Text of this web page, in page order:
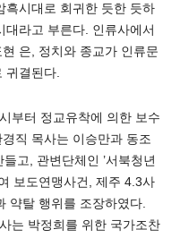
흑시대로 회귀한 듯한 듯하
라고 부른다. 인류사에서
은, 정치와 종교가 인류문
귀결된다.
부터 정교유착에 의한 보수
직 목사는 이승만과 동조
고, 관변단체인 ’서북청년
보도연맹사건, 제주 4.3사
약탈 행위를 조장하였다.
는 박정희를 위한 국가조찬